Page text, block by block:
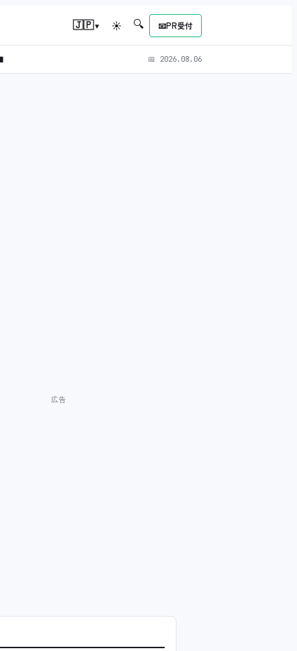
🇯🇵▾ ☀ 🔍 📧PR受付
📅 2026.08.06